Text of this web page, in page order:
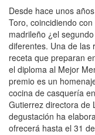
Desde hace unos
Toro, coincidiendo
madrileño ¿el
diferentes. Una de las
receta que preparan
el diploma al Mejor
premio es un
cocina de casquería
Gutierrez directora de
degustación ha
ofrecerá hasta el 31